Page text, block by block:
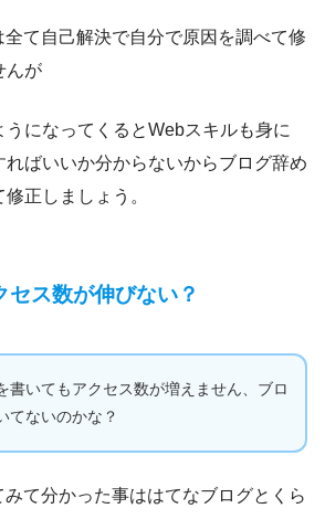
て自己解決で自分で原因を調べて修
んが
うになってくるとWebスキルも身に
ばいいか分からないからブログ辞め
正しましょう。
セス数が伸びない？
書いてもアクセス数が増えません、ブロ
てないのかな？
て分かった事ははてなブログとくら